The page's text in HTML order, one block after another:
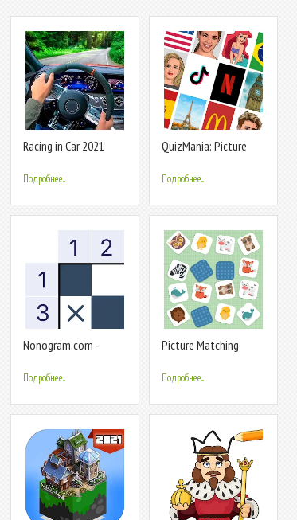
Racing in Car 2021
Подробнее...
QuizMania: Picture
Подробнее...
Nonogram.com -
Подробнее...
Picture Matching
Подробнее...